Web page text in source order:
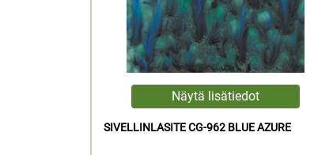
SIVELLINLASITE CG-962 BLUE AZURE